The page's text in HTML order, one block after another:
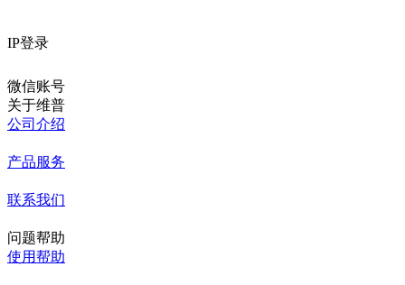
IP登录
微信账号
关于维普
公司介绍
产品服务
联系我们
问题帮助
使用帮助